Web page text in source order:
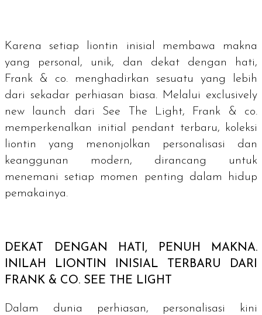
Karena setiap liontin inisial membawa makna
yang personal, unik, dan dekat dengan hati,
Frank & co. menghadirkan sesuatu yang lebih
dari sekadar perhiasan biasa. Melalui exclusively
new launch dari See The Light, Frank & co.
memperkenalkan initial pendant terbaru, koleksi
liontin yang menonjolkan personalisasi dan
keanggunan modern, dirancang untuk
menemani setiap momen penting dalam hidup
pemakainya.
DEKAT DENGAN HATI, PENUH MAKNA.
INILAH LIONTIN INISIAL TERBARU DARI
FRANK & CO. SEE THE LIGHT
Dalam dunia perhiasan, personalisasi kini